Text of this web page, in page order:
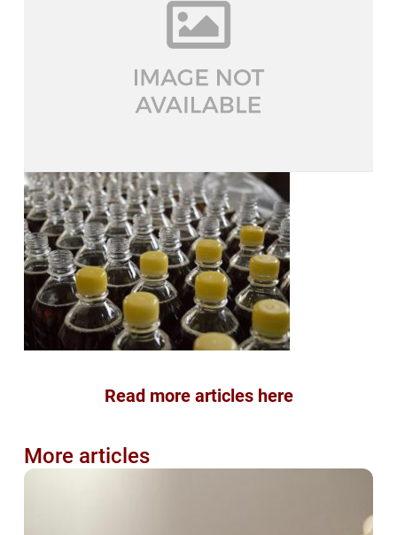
Read more articles here
More articles